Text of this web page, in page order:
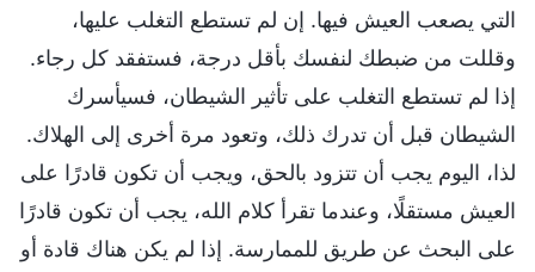
التي يصعب العيش فيها. إن لم تستطع التغلب عليها،
وقللت من ضبطك لنفسك بأقل درجة، فستفقد كل رجاء.
إذا لم تستطع التغلب على تأثير الشيطان، فسيأسرك
الشيطان قبل أن تدرك ذلك، وتعود مرة أخرى إلى الهلاك.
لذا، اليوم يجب أن تتزود بالحق، ويجب أن تكون قادرًا على
العيش مستقلًا، وعندما تقرأ كلام الله، يجب أن تكون قادرًا
على البحث عن طريق للممارسة. إذا لم يكن هناك قادة أو